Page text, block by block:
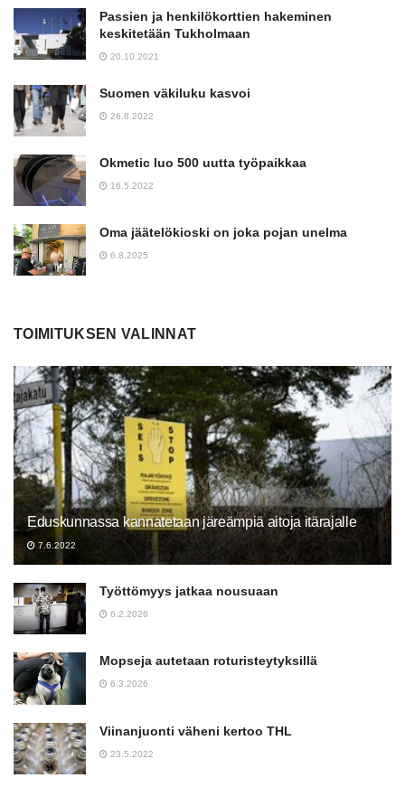
Passien ja henkilökorttien hakeminen
keskitetään Tukholmaan
20.10.2021
Suomen väkiluku kasvoi
26.8.2022
Okmetic luo 500 uutta työpaikkaa
16.5.2022
Oma jäätelökioski on joka pojan unelma
6.8.2025
TOIMITUKSEN VALINNAT
Eduskunnassa kannatetaan järeämpiä aitoja itärajalle
7.6.2022
Työttömyys jatkaa nousuaan
6.2.2026
Mopseja autetaan roturisteytyksillä
6.3.2026
Viinanjuonti väheni kertoo THL
23.5.2022